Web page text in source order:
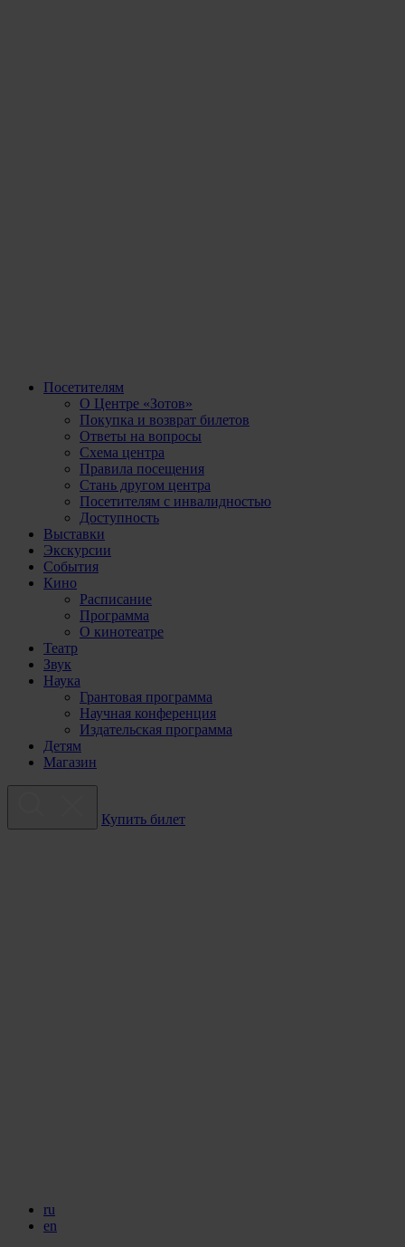
Посетителям
О Центре «Зотов»
Покупка и возврат билетов
Ответы на вопросы
Схема центра
Правила посещения
Стань другом центра
Посетителям с инвалидностью
Доступность
Выставки
Экскурсии
События
Кино
Расписание
Программа
О кинотеатре
Театр
Звук
Наука
Грантовая программа
Научная конференция
Издательская программа
Детям
Магазин
Купить билет
ru
en